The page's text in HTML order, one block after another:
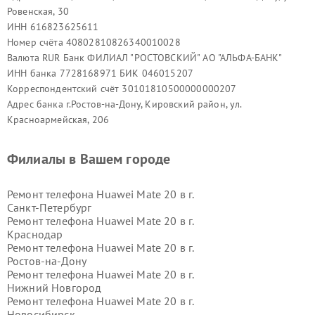
Ровенская, 30
ИНН 616823625611
Номер счёта 40802810826340010028
Валюта RUR Банк ФИЛИАЛ "РОСТОВСКИЙ" АО "АЛЬФА-БАНК"
ИНН банка 7728168971 БИК 046015207
Корреспондентский счёт 30101810500000000207
Адрес банка г.Ростов-на-Дону, Кировский район, ул.
Красноармейская, 206
Филиалы в Вашем городе
Ремонт телефона Huawei Mate 20 в г.
Санкт-Петербург
Ремонт телефона Huawei Mate 20 в г.
Краснодар
Ремонт телефона Huawei Mate 20 в г.
Ростов-на-Дону
Ремонт телефона Huawei Mate 20 в г.
Нижний Новгород
Ремонт телефона Huawei Mate 20 в г.